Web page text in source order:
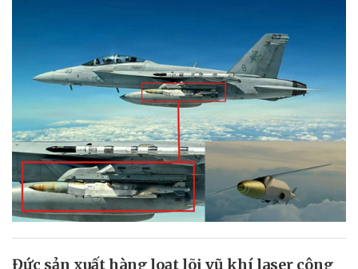
Đức sản xuất hàng loạt lõi vũ khí laser công